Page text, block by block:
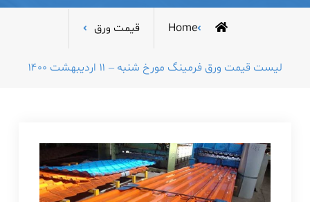
Home قیمت ورق
لیست قیمت ورق فرمینگ مورخ شنبه – ۱۱ اردیبهشت ۱۴۰۰